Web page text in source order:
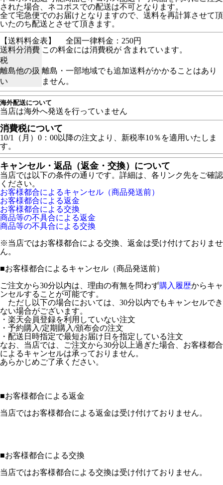
された場合、ネコポスでの配送は不可となります。
全て宅急便でのお届けとなりますので、送料を再計算させて頂
いたのち配送とさせて頂きます。
【送料料金表】
全国一律料金：250円
送料分消費
税
この料金には消費税が 含まれています。
離島他の扱
い
離島・一部地域でも追加送料がかかることはあり
ません。
海外配送について
当店は海外へ発送を行っていません
消費税について
10/1（月）0：00以降の注文より、新税率10％を適用いたしま
す。
キャンセル・返品（返金・交換）について
当店では以下の条件の通りです。詳細は、各リンク先をご確認
ください。
お客様都合によるキャンセル（商品発送前）
お客様都合による返金
お客様都合による交換
商品等の不具合による返金
商品等の不具合による交換
※当店ではお客様都合による交換、返金は受け付けておりませ
ん。
■お客様都合によるキャンセル（商品発送前）
ご注文から30分以内は、理由の有無を問わず購入履歴からキャ
ンセルすることが可能です。
ただし以下の場合においては、30分以内でもキャンセルでき
ない場合がございます。
・楽天会員登録を利用していない注文
・予約購入/定期購入/頒布会の注文
・配送日時指定で最短お届け日を指定している注文
なお、当店では、ご注文から30分以上過ぎた場合、お客様都合
によるキャンセルは承っておりません。
あらかじめご了承ください。
■お客様都合による返金
当店ではお客様都合による返金は受け付けておりません。
■お客様都合による交換
当店ではお客様都合による交換は受け付けておりません。